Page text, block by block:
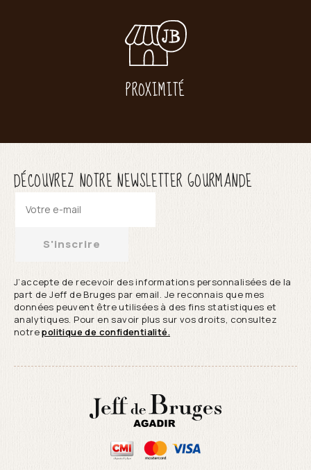
PROXIMITÉ
DÉCOUVREZ NOTRE NEWSLETTER GOURMANDE
S'inscrire
J’accepte de recevoir des informations personnalisées de la
part de Jeff de Bruges par email. Je reconnais que mes
données peuvent être utilisées à des fins statistiques et
analytiques. Pour en savoir plus sur vos droits, consultez
notrepolitique de confidentialité.